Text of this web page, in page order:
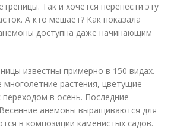
Так и хочется перенести эту
А кто мешает? Как показала
доступна даже начинающим
известны примерно в 150 видах.
растения, цветущие
в осень. Последние
анемоны выращиваются для
в композиции каменистых садов.